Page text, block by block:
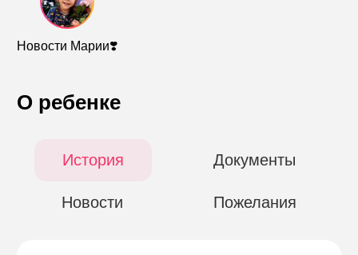
Новости Марии❣️
О ребенке
История Документы
Новости Пожелания